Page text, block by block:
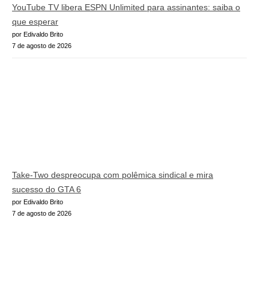
YouTube TV libera ESPN Unlimited para assinantes: saiba o
que esperar
por Edivaldo Brito
7 de agosto de 2026
Take-Two despreocupa com polêmica sindical e mira
sucesso do GTA 6
por Edivaldo Brito
7 de agosto de 2026